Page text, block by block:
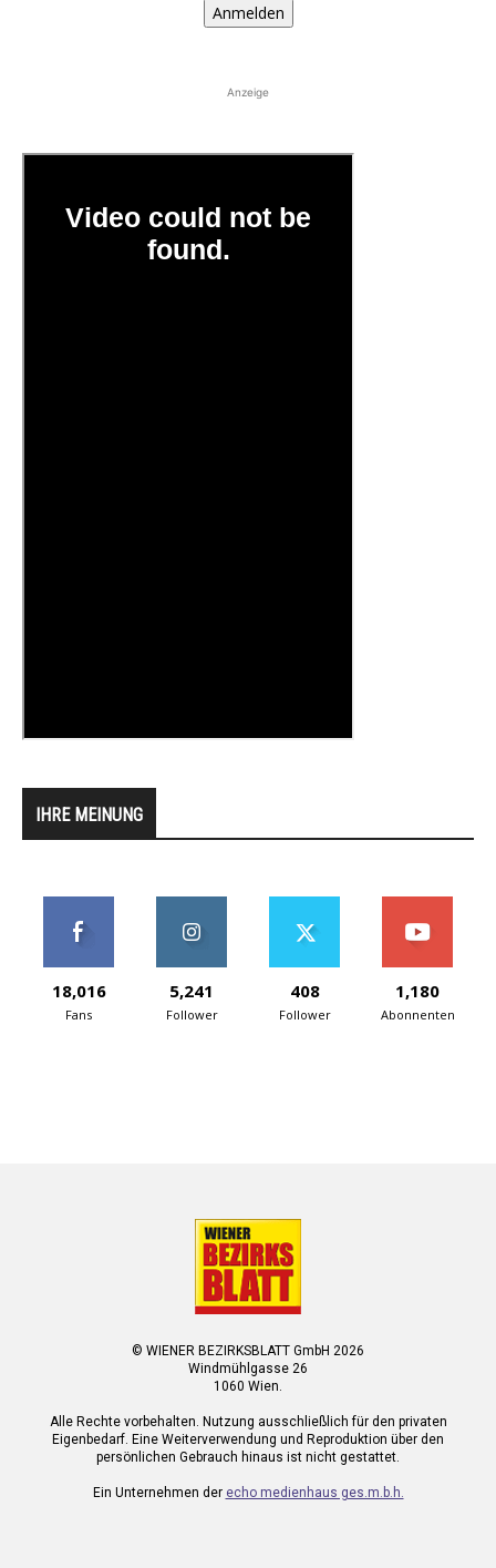
Anmelden
Anzeige
IHRE MEINUNG
18,016
Fans
5,241
Follower
408
Follower
1,180
Abonnenten
© WIENER BEZIRKSBLATT GmbH 2026
Windmühlgasse 26
1060 Wien.
Alle Rechte vorbehalten. Nutzung ausschließlich für den privaten
Eigenbedarf. Eine Weiterverwendung und Reproduktion über den
persönlichen Gebrauch hinaus ist nicht gestattet.
Ein Unternehmen der echo medienhaus ges.m.b.h.